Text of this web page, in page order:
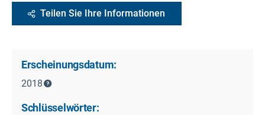
Teilen Sie Ihre Informationen
Erscheinungsdatum:
2018
Schlüsselwörter: